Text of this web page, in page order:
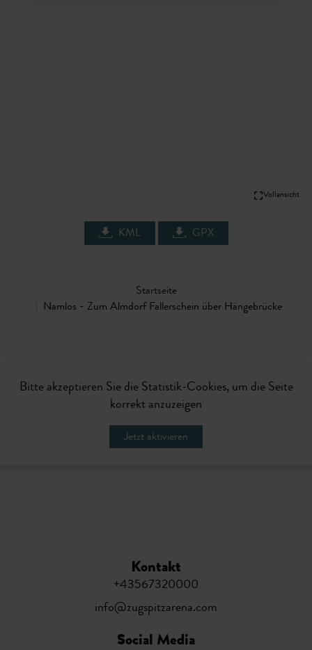
Vollansicht
KML GPX
Startseite
Namlos - Zum Almdorf Fallerschein über Hängebrücke
Bitte akzeptieren Sie die Statistik-Cookies, um die Seite
korrekt anzuzeigen
Jetzt aktivieren
Kontakt
+43567320000
info@zugspitzarena.com
Social Media